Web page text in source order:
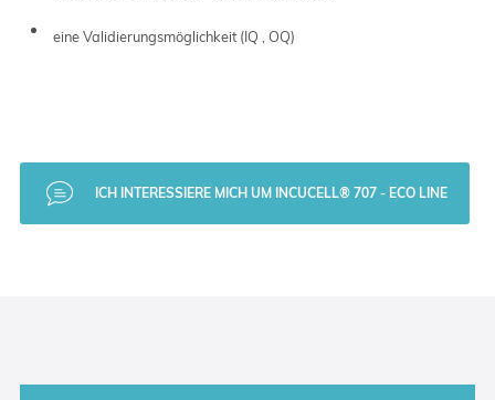
eine Validierungsmöglichkeit (IQ , OQ)
ICH INTERESSIERE MICH UM INCUCELL® 707 - ECO LINE